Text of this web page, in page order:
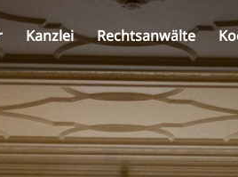
Kanzlei Rechtsanwälte